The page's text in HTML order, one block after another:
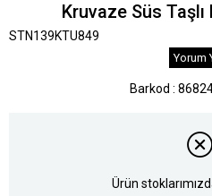
Kruvaze Süs
STN139KTU849
Yorum
Barkod :
Ürün